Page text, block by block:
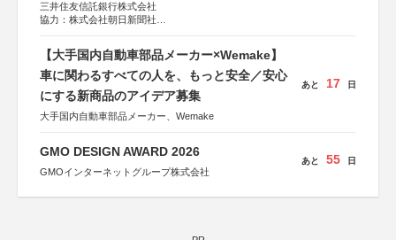
三井住友信託銀行株式会社
協力：株式会社朝日新聞社
【大手国内自動車部品メーカー×Wemake】
車に関わるすべての人を、もっと安全／安心
にする新商品のアイデア募集
大手国内自動車部品メーカー、Wemake
あと 17 日
GMO DESIGN AWARD 2026
GMOインターネットグループ株式会社
あと 55 日